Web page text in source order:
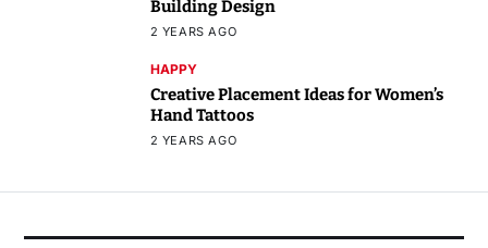
Building Design
2 YEARS AGO
HAPPY
Creative Placement Ideas for Women’s
Hand Tattoos
2 YEARS AGO